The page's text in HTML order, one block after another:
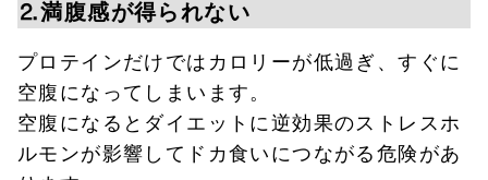
⒉満腹感が得られない
プロテインだけではカロリーが低過ぎ、すぐに
空腹になってしまいます。
空腹になるとダイエットに逆効果のストレスホ
ルモンが影響してドカ食いにつながる危険があ